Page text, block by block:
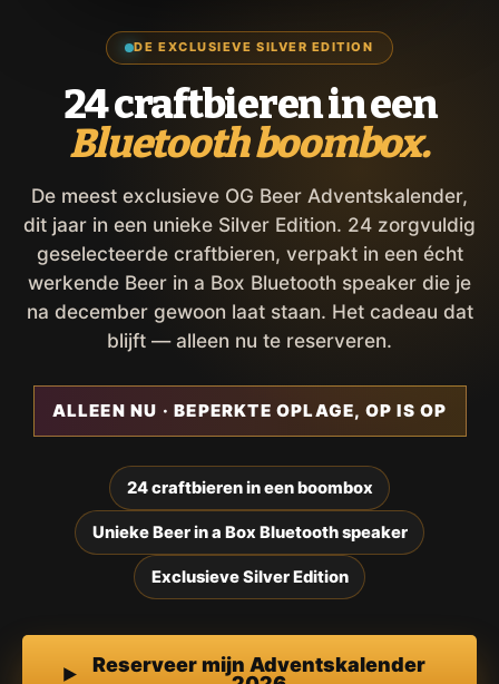
DE EXCLUSIEVE SILVER EDITION
24 craftbieren in een
Bluetooth boombox.
De meest exclusieve OG Beer Adventskalender,
dit jaar in een unieke Silver Edition. 24 zorgvuldig
geselecteerde craftbieren, verpakt in een écht
werkende Beer in a Box Bluetooth speaker die je
na december gewoon laat staan. Het cadeau dat
blijft — alleen nu te reserveren.
ALLEEN NU · BEPERKTE OPLAGE, OP IS OP
24 craftbieren in een boombox
Unieke Beer in a Box Bluetooth speaker
Exclusieve Silver Edition
Reserveer mijn Adventskalender